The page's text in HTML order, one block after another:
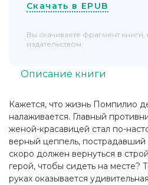
Кажется, что жизнь Помпилио
налаживается. Главный
женой-красавицей стал по-
верный цеппель,
скоро должен вернуться в
герой, чтобы сидеть на месте?
руках оказывается
Описание книги
Скачать в EPUB
Вы скачиваете фрагмент
издательством